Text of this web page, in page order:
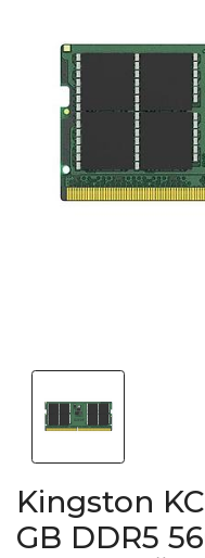
Kingston
GB DDR5